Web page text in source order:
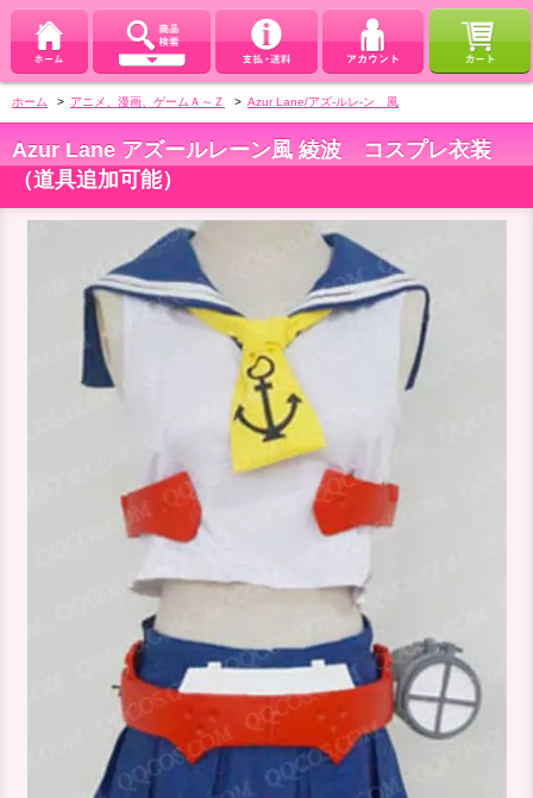
ホーム > アニメ、漫画、ゲームＡ～Ｚ > Azur Lane/アズ-ルレ-ン 風
Azur Lane アズールレーン風 綾波 コスプレ衣装
（道具追加可能）